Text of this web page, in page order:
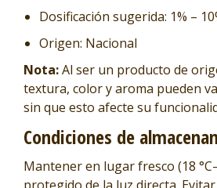
Dosificación sugerida: 1% –
Origen: Nacional
Nota:Al ser un producto de
textura, color y aroma pueden
sin que esto afecte su
Condiciones de
Mantener en lugar fresco (18